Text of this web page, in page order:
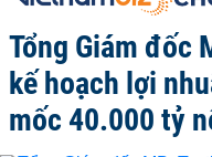
Tổng Giám đốc
kế hoạch lợi
mốc 40.000 tỷ